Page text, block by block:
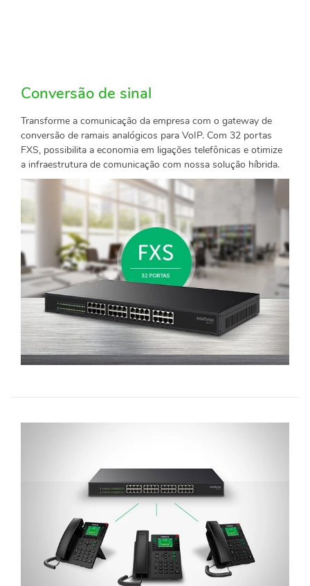
Conversão de sinal
Transforme a comunicação da empresa com o gateway de
conversão de ramais analógicos para VoIP. Com 32 portas
FXS, possibilita a economia em ligações telefônicas e otimize
a infraestrutura de comunicação com nossa solução híbrida.